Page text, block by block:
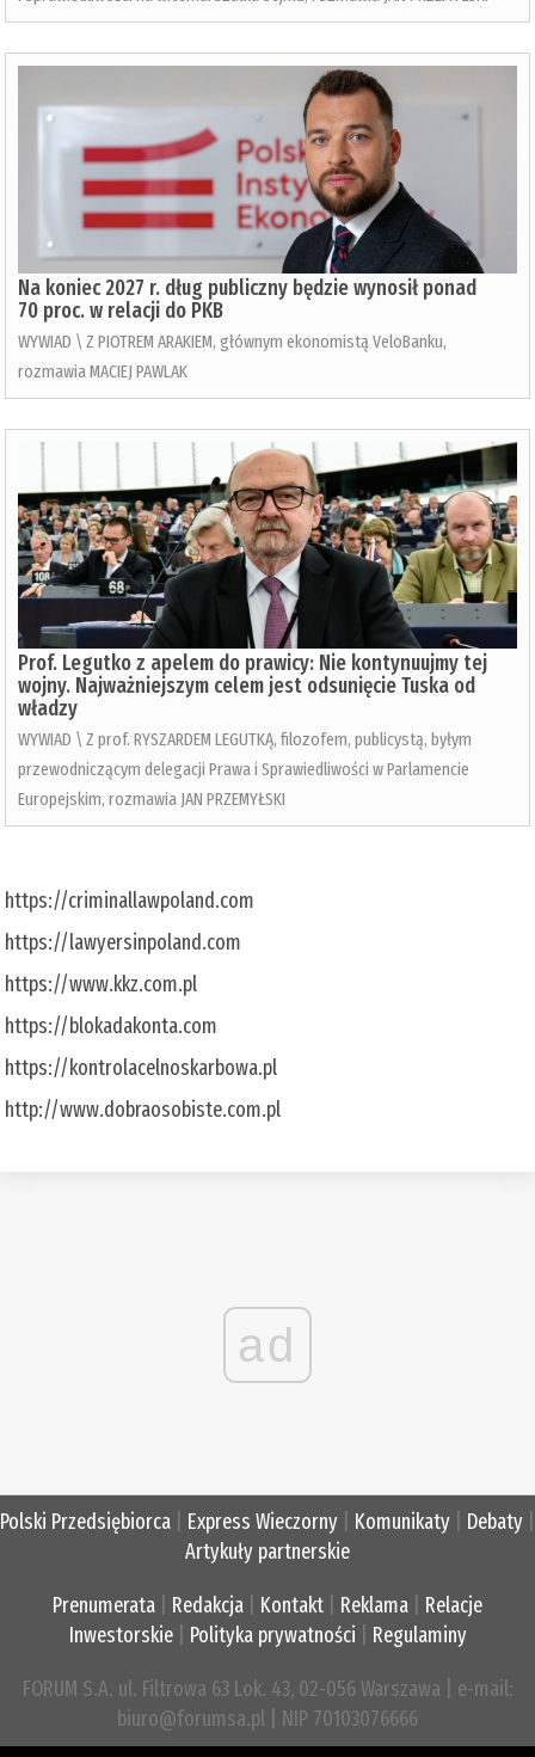
Na koniec 2027 r. dług publiczny będzie wynosił ponad
70 proc. w relacji do PKB
WYWIAD \ Z PIOTREM ARAKIEM, głównym ekonomistą VeloBanku,
rozmawia MACIEJ PAWLAK
Prof. Legutko z apelem do prawicy: Nie kontynuujmy tej
wojny. Najważniejszym celem jest odsunięcie Tuska od
władzy
WYWIAD \ Z prof. RYSZARDEM LEGUTKĄ, filozofem, publicystą, byłym
przewodniczącym delegacji Prawa i Sprawiedliwości w Parlamencie
Europejskim, rozmawia JAN PRZEMYŁSKI
https://criminallawpoland.com
https://lawyersinpoland.com
https://www.kkz.com.pl
https://blokadakonta.com
https://kontrolacelnoskarbowa.pl
http://www.dobraosobiste.com.pl
ad
Polski Przedsiębiorca Express Wieczorny Komunikaty Debaty
Artykuły partnerskie
Prenumerata Redakcja Kontakt Reklama
Relacje
Inwestorskie| Polityka prywatności Regulaminy
FORUM S.A. ul. Filtrowa 63 Lok. 43, 02-056 Warszawa | e-mail:
biuro@forumsa.pl | NIP 70103076666